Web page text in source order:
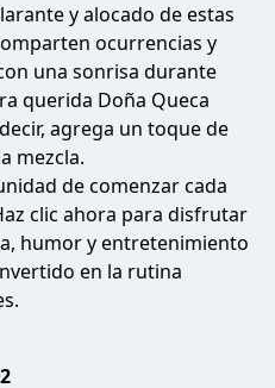
y alocado de estas
ocurrencias y
una sonrisa durante
querida Doña Queca
agrega un toque de
mezcla.
de comenzar cada
clic ahora para disfrutar
humor y entretenimiento
en la rutina